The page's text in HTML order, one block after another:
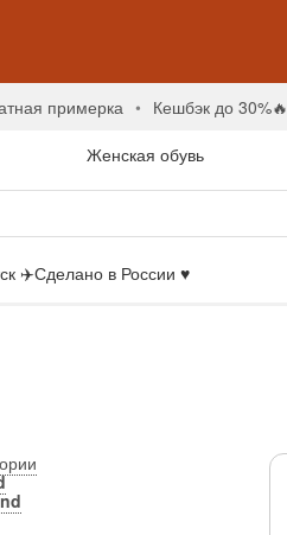
примерка кешбэк до 30%🔥
Женская обувь
✈️Сделано в России ♥️